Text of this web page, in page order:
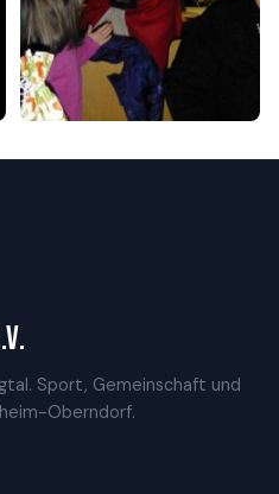
Sport, Gemeinschaft und
Oberndorf.